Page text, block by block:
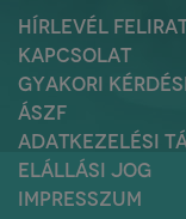
HÍRLEVÉL
KAPCSOLAT
GYAKORI
ÁSZF
ADATKEZELÉSI
ELÁLLÁSI JOG
IMPRESSZUM